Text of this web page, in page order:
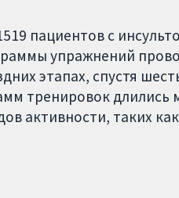
пациентов с
упражнений
этапах, спустя
тренировок длились
активности, таких